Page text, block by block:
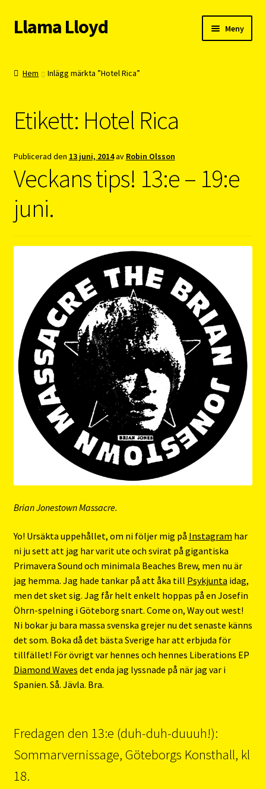
Hoppa
till
Hoppa
till
Llama Lloyd Meny
Cykelpendlarcoach
Blogg
Vision
Hem Inlägg märkta ”Hotel Rica”
Etikett: Hotel Rica
Publicerad den 13 juni, 2014av Robin Olsson
Veckans tips! 13:e – 19:e
juni.
Brian Jonestown Massacre.
Yo! Ursäkta uppehållet, om ni följer mig på Instagram har
ni ju sett att jag har varit ute och svirat på gigantiska
Primavera Sound och minimala Beaches Brew, men nu är
jag hemma. Jag hade tankar på att åka till Psykjunta idag,
men det sket sig. Jag får helt enkelt hoppas på en Josefin
Öhrn-spelning i Göteborg snart. Come on, Way out west!
Ni bokar ju bara massa svenska grejer nu det senaste känns
det som. Boka då det bästa Sverige har att erbjuda för
tillfället! För övrigt var hennes och hennes Liberations EP
Diamond Waves det enda jag lyssnade på när jag var i
Spanien. Så. Jävla. Bra.
Fredagen den 13:e (duh-duh-duuuh!):
Sommarvernissage, Göteborgs Konsthall, kl
18.